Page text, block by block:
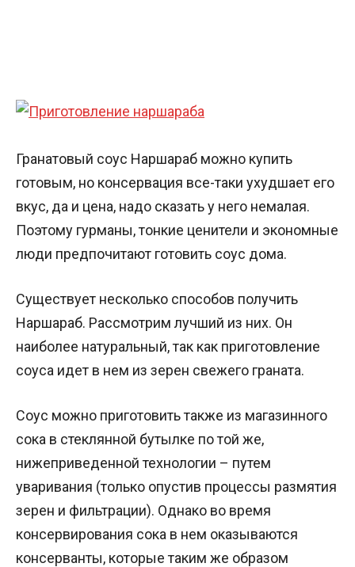
Гранатовый соус Наршараб можно купить
готовым, но консервация все-таки ухудшает его
вкус, да и цена, надо сказать у него немалая.
Поэтому гурманы, тонкие ценители и экономные
люди предпочитают готовить соус дома.
Существует несколько способов получить
Наршараб. Рассмотрим лучший из них. Он
наиболее натуральный, так как приготовление
соуса идет в нем из зерен свежего граната.
Соус можно приготовить также из магазинного
сока в стеклянной бутылке по той же,
нижеприведенной технологии – путем
уваривания (только опустив процессы размятия
зерен и фильтрации). Однако во время
консервирования сока в нем оказываются
консерванты, которые таким же образом